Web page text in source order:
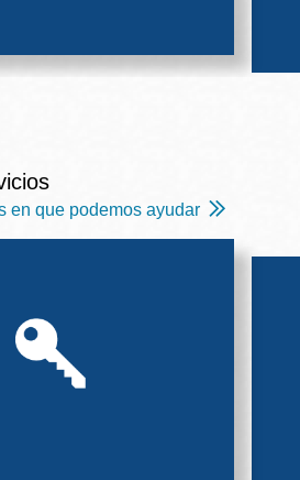
en que podemos ayudar